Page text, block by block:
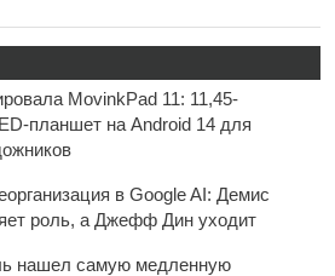
MovinkPad 11: 11,45-
планшет на Android 14 для
в Google AI: Демис
роль, а Джефф Дин уходит
нашел самую медленную